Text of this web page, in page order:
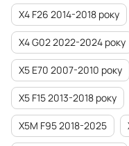
X4 F26 2014-2018 року
X4 G02 2022-2024 року
X5 E70 2007-2010 року
X5 F15 2013-2018 року
X5M F95 2018-2025